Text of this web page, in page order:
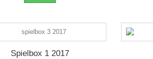
Spielbox 1 2017